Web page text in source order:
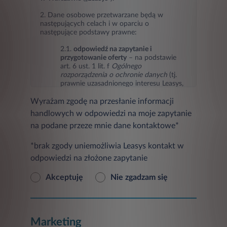
2. Dane osobowe przetwarzane będą w
następujących celach i w oparciu o
następujące podstawy prawne:
2.1. odpowiedź na zapytanie i
przygotowanie oferty – na podstawie
art. 6 ust. 1 lit. f Ogólnego
rozporządzenia o ochronie danych (tj.
prawnie uzasadnionego interesu Leasys,
przygotowanie oferty),
2.2. marketing Leasys oraz podmiotów
trzecich(przesyłanie informacji
produktach, usługach, ofertach
promocyjnych, nowościach i
wydarzeniach oraz badaniach
ust. 1 lit. a
Ogólnego rozporządzenia o
2.3ustalanie, dochodzenie
Wyrażam zgodę na przesłanie informacji
handlowych w odpowiedzi na moje zapytanie
na podane przeze mnie dane kontaktowe*
*brak zgody uniemożliwia Leasys kontakt w
odpowiedzi na złożone zapytanie
Akceptuję Nie zgadzam się
Marketing